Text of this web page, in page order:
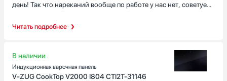
24
Читать подробнее
день! Так что нареканий вообще по работе у нас нет, советуем
В наличии
Индукционная варочная панель
V-ZUG CookTop V2000 I804 CTI2T-31146